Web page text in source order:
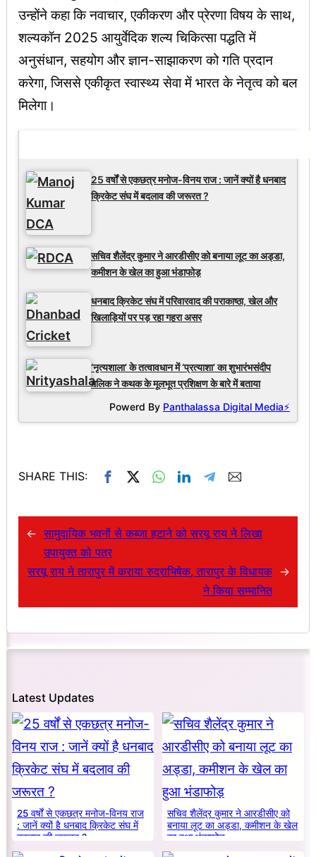
उन्होंने कहा कि नवाचार, एकीकरण और प्रेरणा विषय के साथ,
शल्यकॉन 2025 आयुर्वेदिक शल्य चिकित्सा पद्धति में
अनुसंधान, सहयोग और ज्ञान-साझाकरण को गति प्रदान
करेगा, जिससे एकीकृत स्वास्थ्य सेवा में भारत के नेतृत्व को बल
मिलेगा।
25 वर्षों से एकछत्र मनोज-विनय राज : जानें क्यों है धनबाद
क्रिकेट संघ में बदलाव की जरूरत ?
सचिव शैलेंद्र कुमार ने आरडीसीए को बनाया लूट का अड्डा,
कमीशन के खेल का हुआ भंडाफोड़
धनबाद क्रिकेट संघ में परिवारवाद की पराकाष्ठा, खेल और
खिलाड़ियों पर पड़ रहा गहरा असर
‘नृत्यशाला’ के तत्वावधान में ‘प्रत्याशा’ का शुभारंभसंदीप
मलिक ने कथक के मूलभूत प्रशिक्षण के बारे में बताया
Powerd By Panthalassa Digital Media⚡
SHARE THIS:
← सामुदायिक भवनों से कब्जा हटाने को सरयू राय ने लिखा
उपायुक्त को पत्र
सरयू राय ने तारापुर में कराया रुद्राभिषेक, तारापुर के विधायक
ने किया सम्मानित
→
Latest Updates
25 वर्षों से एकछत्र मनोज-विनय राज
: जानें क्यों है धनबाद क्रिकेट संघ में
बदलाव की जरूरत ?
सचिव शैलेंद्र कुमार ने आरडीसीए को
बनाया लूट का अड्डा, कमीशन के खेल
का हुआ भंडाफोड़